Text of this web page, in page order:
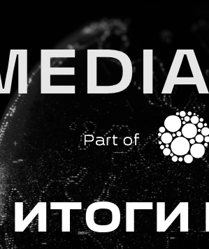
ИТОГИ